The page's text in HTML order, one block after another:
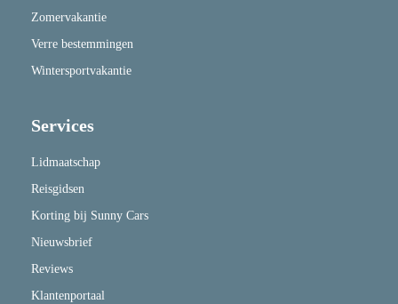
Zomervakantie
Verre bestemmingen
Wintersportvakantie
Services
Lidmaatschap
Reisgidsen
Korting bij Sunny Cars
Nieuwsbrief
Reviews
Klantenportaal